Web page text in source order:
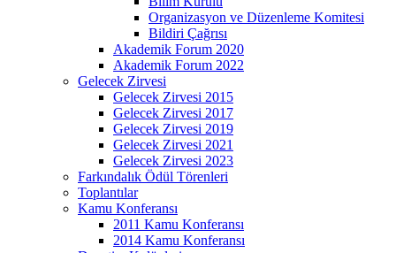
Organizasyon ve Düzenleme Komitesi
Bildiri Çağrısı
Akademik Forum 2020
Akademik Forum 2022
Gelecek Zirvesi
Gelecek Zirvesi 2015
Gelecek Zirvesi 2017
Gelecek Zirvesi 2019
Gelecek Zirvesi 2021
Gelecek Zirvesi 2023
Farkındalık Ödül Törenleri
Toplantılar
Kamu Konferansı
2011 Kamu Konferansı
2014 Kamu Konferansı